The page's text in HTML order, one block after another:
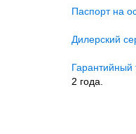
Паспорт на
Дилерский
Гарантийный
2 года.